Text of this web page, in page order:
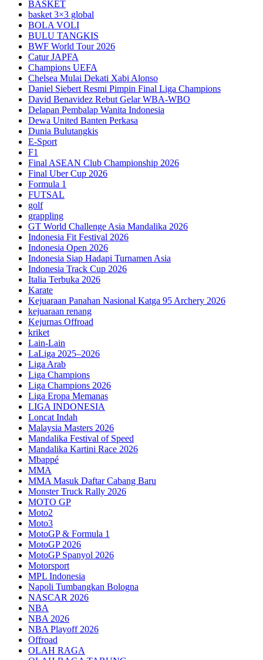
BASKET
basket 3×3 global
BOLA VOLI
BULU TANGKIS
BWF World Tour 2026
Catur JAPFA
Champions UEFA
Chelsea Mulai Dekati Xabi Alonso
Daniel Siebert Resmi Pimpin Final Liga Champions
David Benavidez Rebut Gelar WBA-WBO
Delapan Pembalap Wanita Indonesia
Dewa United Banten Perkasa
Dunia Bulutangkis
E-Sport
F1
Final ASEAN Club Championship 2026
Final Uber Cup 2026
Formula 1
FUTSAL
golf
grappling
GT World Challenge Asia Mandalika 2026
Indonesia Fit Festival 2026
Indonesia Open 2026
Indonesia Siap Hadapi Turnamen Asia
Indonesia Track Cup 2026
Italia Terbuka 2026
Karate
Kejuaraan Panahan Nasional Katga 95 Archery 2026
kejuaraan renang
Kejurnas Offroad
kriket
Lain-Lain
LaLiga 2025–2026
Liga Arab
Liga Champions
Liga Champions 2026
Liga Eropa Memanas
LIGA INDONESIA
Loncat Indah
Malaysia Masters 2026
Mandalika Festival of Speed
Mandalika Kartini Race 2026
Mbappé
MMA
MMA Masuk Daftar Cabang Baru
Monster Truck Rally 2026
MOTO GP
Moto2
Moto3
MotoGP & Formula 1
MotoGP 2026
MotoGP Spanyol 2026
Motorsport
MPL Indonesia
Napoli Tumbangkan Bologna
NASCAR 2026
NBA
NBA 2026
NBA Playoff 2026
Offroad
OLAH RAGA